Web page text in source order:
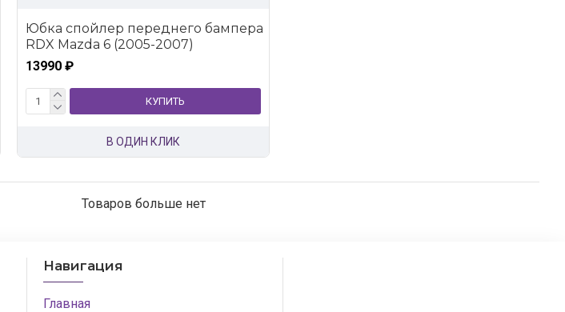
Юбка спойлер переднего бампера
RDX Mazda 6 (2005-2007)
13990 ₽
КУПИТЬ
В ОДИН КЛИК
Товаров больше нет
Навигация
Главная